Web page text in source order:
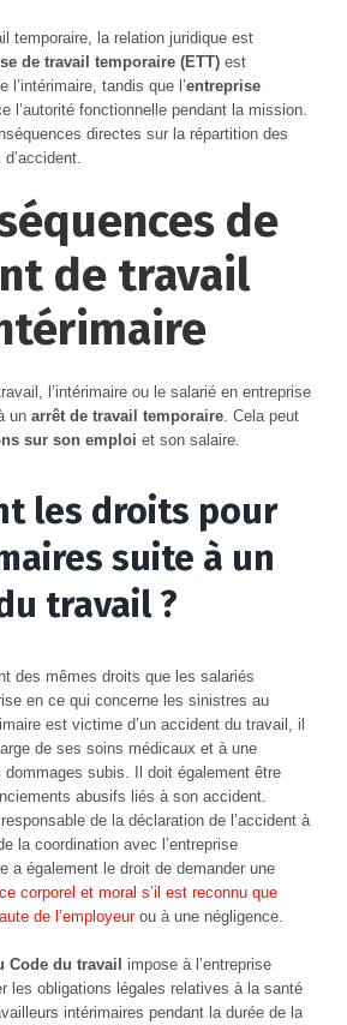
temporaire, la relation juridique est
de travail temporaire (ETT) est
l’intérimaire, tandis que l’entreprise
l’autorité fonctionnelle pendant la mission.
directes sur la répartition des
de
de travail
l’intérimaire ou le salarié en entreprise
un arrêt de travail temporaire . Cela peut
sur son emploi et son salaire.
les droits pour
suite à un
travail ?
des mêmes droits que les salariés
en ce qui concerne les sinistres au
est victime d’un accident du travail, il
de ses soins médicaux et à une
dommages subis. Il doit également être
abusifs liés à son accident.
responsable de la déclaration de l’accident à
la coordination avec l’entreprise
a également le droit de demander une
corporel et moral s’il est reconnu que
de l’employeurou à une négligence.
Code du travail
impose à l’entreprise
les obligations légales relatives à la santé
intérimaires pendant la durée de la